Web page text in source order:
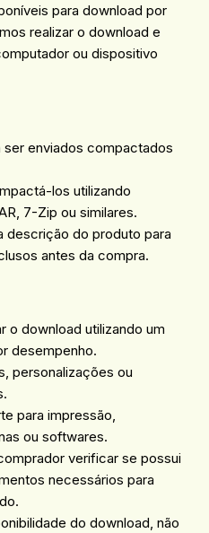
para download por
realizar o download e
ou dispositivo
enviados compactados
los utilizando
7-Zip ou similares.
descrição do produto para
antes da compra.
o download utilizando um
desempenho.
personalizações ou
para impressão,
ou softwares.
verificar se possui
necessários para
do download, não